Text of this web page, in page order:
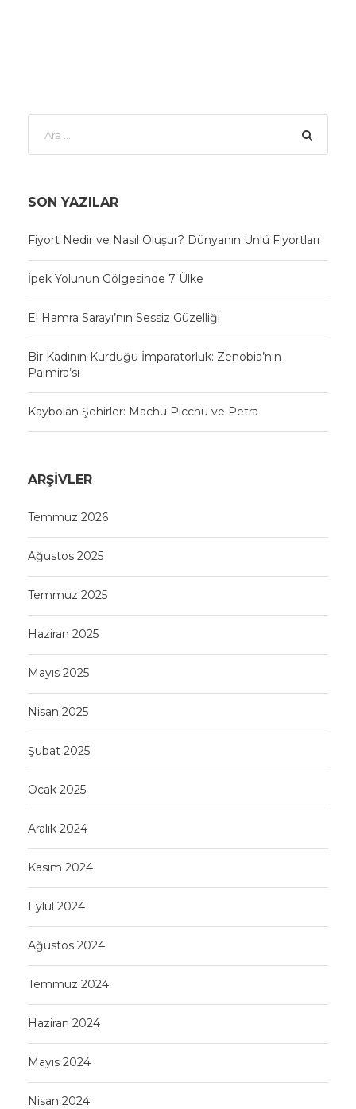
SON YAZILAR
Fiyort Nedir ve Nasıl Oluşur? Dünyanın Ünlü Fiyortları
İpek Yolunun Gölgesinde 7 Ülke
El Hamra Sarayı’nın Sessiz Güzelliği
Bir Kadının Kurduğu İmparatorluk: Zenobia’nın
Palmira’sı
Kaybolan Şehirler: Machu Picchu ve Petra
ARŞIVLER
Temmuz 2026
Ağustos 2025
Temmuz 2025
Haziran 2025
Mayıs 2025
Nisan 2025
Şubat 2025
Ocak 2025
Aralık 2024
Kasım 2024
Eylül 2024
Ağustos 2024
Temmuz 2024
Haziran 2024
Mayıs 2024
Nisan 2024